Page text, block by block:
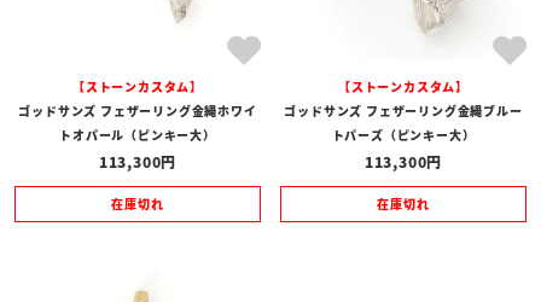
【ストーンカスタム】
ゴッドサンズ フェザーリング金縄ホワイ
トオパール（ピンキー大）
113,300
在庫切れ
【ストーンカスタム】
ゴッドサンズ フェザーリング金縄ブルー
トパーズ（ピンキー大）
113,300
在庫切れ